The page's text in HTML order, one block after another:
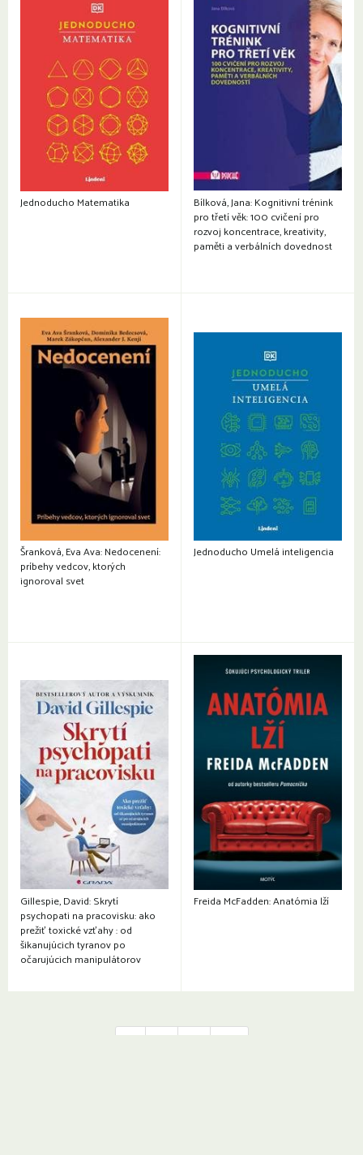
Jednoducho Matematika
Bílková, Jana: Kognitivní trénink
pro třetí věk: 100 cvičení pro
rozvoj koncentrace, kreativity,
paměti a verbálních dovednost
Šranková, Eva Ava: Nedocenení:
príbehy vedcov, ktorých
ignoroval svet
Jednoducho Umelá inteligencia
Gillespie, David: Skrytí
psychopati na pracovisku: ako
prežiť toxické vzťahy : od
šikanujúcich tyranov po
očarujúcich manipulátorov
Freida McFadden: Anatómia lží